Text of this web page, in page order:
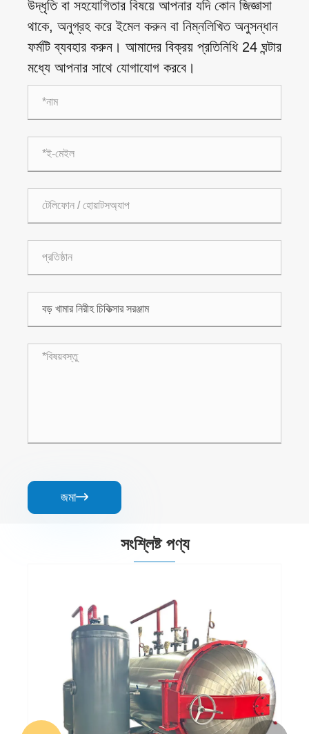
উদ্ধৃতি বা সহযোগিতার বিষয়ে আপনার যদি কোন জিজ্ঞাসা
থাকে, অনুগ্রহ করে ইমেল করুন বা নিম্নলিখিত অনুসন্ধান
ফর্মটি ব্যবহার করুন। আমাদের বিক্রয় প্রতিনিধি 24 ঘন্টার
মধ্যে আপনার সাথে যোগাযোগ করবে।
জমা
সংশ্লিষ্ট পণ্য
ছোট খামার নিরীহ চিকিত্সার সরঞ্জাম
আরো দেখুন >>